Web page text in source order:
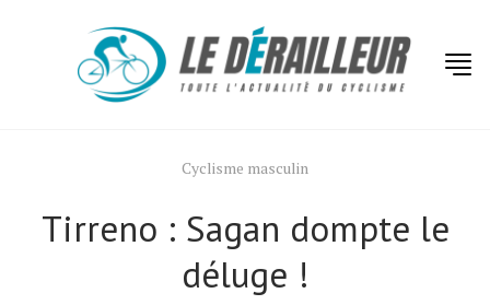
Cyclisme masculin
Tirreno : Sagan dompte le
déluge !